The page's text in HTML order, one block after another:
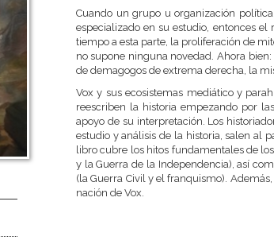
Cuando un grupo u organización
especializado en su estudio, entonces
tiempo a esta parte, la proliferación de
no supone ninguna novedad. Ahora
de demagogos de extrema derecha, la
Vox y sus ecosistemas mediático y
reescriben la historia empezando por
apoyo de su interpretación. Los
estudio y análisis de la historia, salen al
libro cubre los hitos fundamentales de
y la Guerra de la Independencia), así
(la Guerra Civil y el franquismo).
nación de Vox.